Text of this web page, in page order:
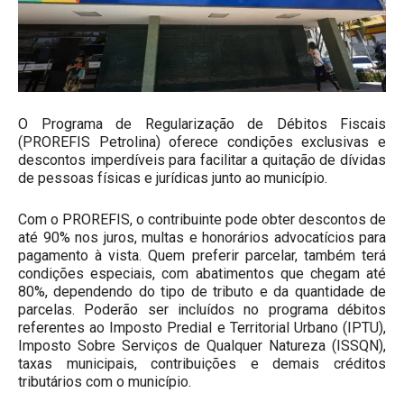
O Programa de Regularização de Débitos Fiscais
(PROREFIS Petrolina) oferece condições exclusivas e
descontos imperdíveis para facilitar a quitação de dívidas
de pessoas físicas e jurídicas junto ao município.
Com o PROREFIS, o contribuinte pode obter descontos de
até 90% nos juros, multas e honorários advocatícios para
pagamento à vista. Quem preferir parcelar, também terá
condições especiais, com abatimentos que chegam até
80%, dependendo do tipo de tributo e da quantidade de
parcelas. Poderão ser incluídos no programa débitos
referentes ao Imposto Predial e Territorial Urbano (IPTU),
Imposto Sobre Serviços de Qualquer Natureza (ISSQN),
taxas municipais, contribuições e demais créditos
tributários com o município.